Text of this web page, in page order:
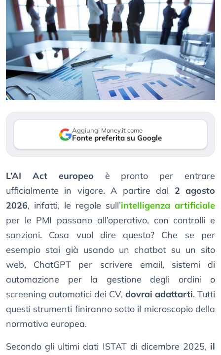
Aggiungi Money.it come
Fonte preferita su Google
L’AI Act europeo è pronto per entrare
ufficialmente in vigore. A partire dal 2 agosto
2026, infatti, le regole sull’intelligenza artificiale
per le PMI passano all’operativo, con controlli e
sanzioni. Cosa vuol dire questo? Che se per
esempio stai già usando un chatbot su un sito
web, ChatGPT per scrivere email, sistemi di
automazione per la gestione degli ordini o
screening automatici dei CV, dovrai adattarti. Tutti
questi strumenti finiranno sotto il microscopio della
normativa europea.
Secondo gli ultimi dati ISTAT di dicembre 2025, il